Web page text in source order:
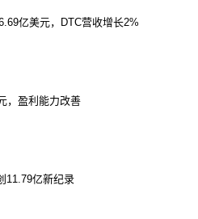
亿美元，DTC营收增长2%
，盈利能力改善
11.79亿新纪录